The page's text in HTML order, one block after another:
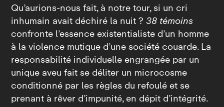
Qu’aurions‑nous fait, à notre tour, si un cri
inhumain avait déchiré la nuit ?38 témoins
confronte l’essence existentialiste d’un homme
à la violence mutique d’une société couarde. La
responsabilité individuelle engrangée par un
unique aveu fait se déliter un microcosme
conditionné par les règles du refoulé et se
prenant à rêver d’impunité, en dépit d’intégrité.